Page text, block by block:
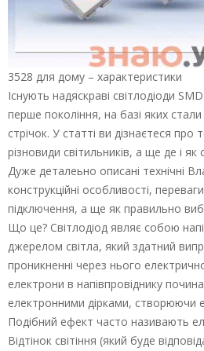
3528 для дому – характеристики
Існують надяскраві світлодіоди
перше покоління, на базі яких
стрічок. У статті ви дізнаєтеся про
різновиди світильників, а ще де і
Дуже деталеьно описані технічні
конструкційні особливості,
підключення, а ще як правильно
Що це? Світлодіод являє собою
джерелом світла, який здатний
проникненні через нього
електрони в напівпровіднику
електронними дірками, створюючи
Подібний ефект часто називають
Відтінок світіння (який буде